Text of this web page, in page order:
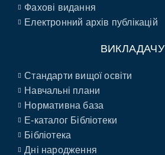
Фахові видання
Електронний архів публікацій
ВИКЛАДАЧУ
Стандарти вищої освіти
Навчальні плани
Нормативна база
E-каталог Бібліотеки
Бібліотека
Дні народження